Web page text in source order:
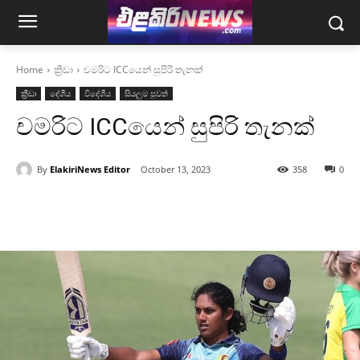
Home ක්‍රීඩා චමරිට ICCයෙන් සුපිරි තැනක්
ක්‍රීඩා දේශීය විදේශීය සියලුම පුවත්
චමරිට ICCයෙන් සුපිරි තැනක්
By ElakiriNews Editor October 13, 2023 0
358